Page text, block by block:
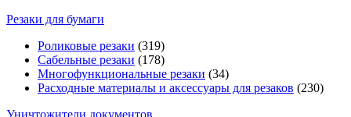
Резаки для бумаги
Роликовые резаки (319)
Сабельные резаки (178)
Многофункциональные резаки (34)
Расходные материалы и аксессуары для резаков (230)
Уничтожители документов